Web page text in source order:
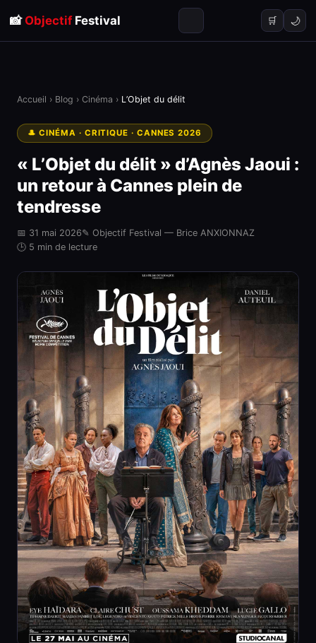
📸 ObjectifFestival 🛒 🌙
Accueil › Blog › Cinéma › L’Objet du délit
🎩 CINÉMA · CRITIQUE · CANNES 2026
« L’Objet du délit » d’Agnès Jaoui :
un retour à Cannes plein de
tendresse
📅 31 mai 2026✎ Objectif Festival — Brice ANXIONNAZ
🕒 5 min de lecture